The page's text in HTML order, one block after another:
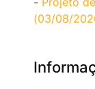
(03/08/